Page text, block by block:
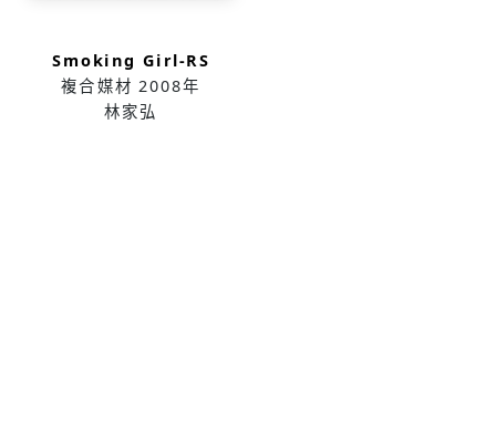
Smoking Girl-RS
複合媒材 2008年
林家弘